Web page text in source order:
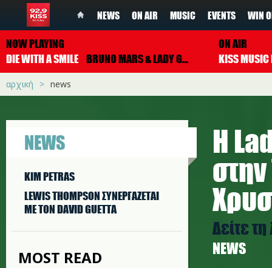
NEWS ON AIR MUSIC EVENTS WIN
NOW PLAYING
DIE WITH A SMILE BRUNO MARS & LADY GAGA
ON AIR
αρχική news
NEWS
KIM PETRAS
LEWIS THOMPSON ΣΥΝΕΡΓAΖΕΤΑΙ
ΜΕ ΤΟΝ DAVID GUETTA
MOST READ
Η
Δείτε
NEWS